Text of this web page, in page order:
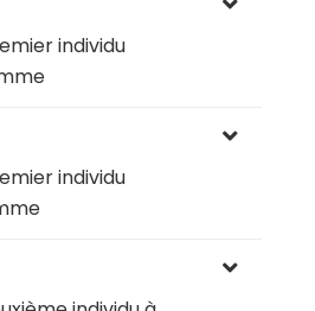
individu
individu